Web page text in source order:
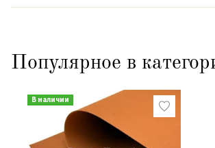
Популярное в
В наличии